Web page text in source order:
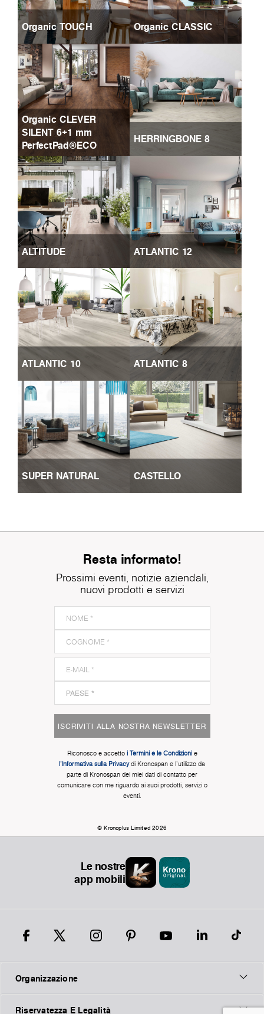
Organic TOUCH Organic CLASSIC
Organic CLEVER
SILENT 6+1 mm
PerfectPad®ECO
HERRINGBONE 8
ALTITUDE ATLANTIC 12
ATLANTIC 10 ATLANTIC 8
SUPER NATURAL CASTELLO
Resta informato!
Prossimi eventi, notizie aziendali,
nuovi prodotti e servizi
ISCRIVITI ALLA NOSTRA NEWSLETTER
Riconosco e accetto i Termini e le Condizionie
l'Informativa sulla Privacydi Kronospan e l'utilizzo da
parte di Kronospan dei miei dati di contatto per
comunicare con me riguardo ai suoi prodotti, servizi o
eventi.
© Kronoplus Limited 2026
Le nostre
app mobili
Organizzazione
Riservatezza E Legalità